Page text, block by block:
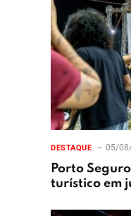
DESTAQUE 05/
Porto
turístico em